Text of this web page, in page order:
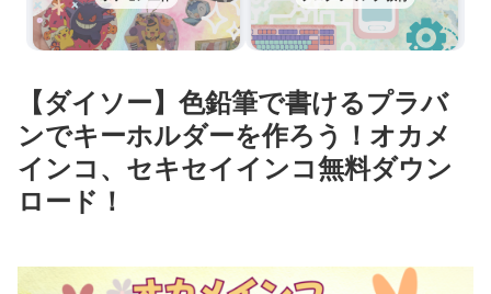
【ダイソー】色鉛筆で書けるプラバ
ンでキーホルダーを作ろう！オカメ
インコ、セキセイインコ無料ダウン
ロード！